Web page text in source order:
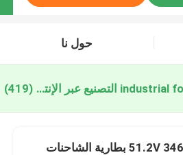
حول نا
industrial forklift batteries التصنيع عبر الإنترنت (419)
51.2V 346ah بطارية الشاحنات